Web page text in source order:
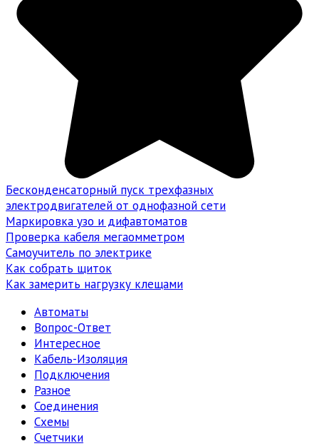
Бесконденсаторный пуск трехфазных
электродвигателей от однофазной сети
Маркировка узо и дифавтоматов
Проверка кабеля мегаомметром
Самоучитель по электрике
Как собрать щиток
Как замерить нагрузку клещами
Автоматы
Вопрос-Ответ
Интересное
Кабель-Изоляция
Подключения
Разное
Соединения
Схемы
Счетчики